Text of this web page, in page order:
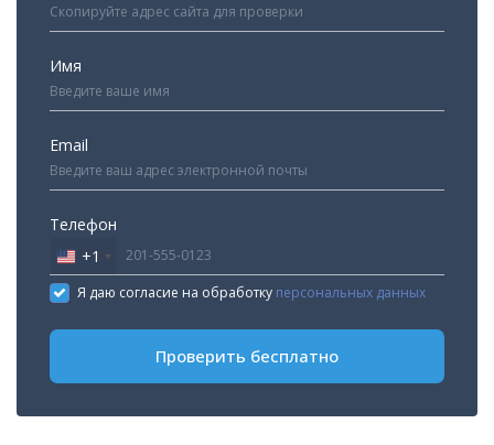
Имя
Email
Телефон
United
States
+1
+1
Я даю согласие на обработку персональных данных
Проверить бесплатно